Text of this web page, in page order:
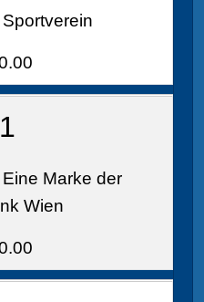
Marke der
Wien